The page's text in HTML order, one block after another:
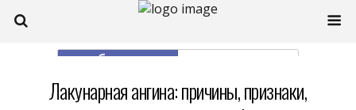
моб. версия
Лакунарная ангина: причины, признаки,